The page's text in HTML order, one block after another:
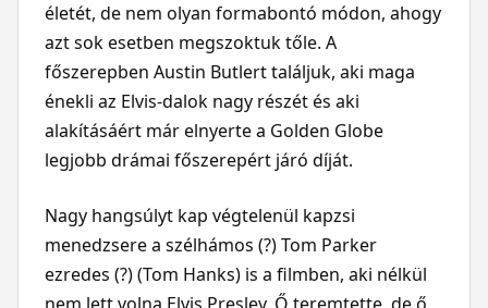
életét, de nem olyan formabontó módon, ahogy
azt sok esetben megszoktuk tőle. A
főszerepben Austin Butlert találjuk, aki maga
énekli az Elvis-dalok nagy részét és aki
alakításáért már elnyerte a Golden Globe
legjobb drámai főszerepért járó díját.
Nagy hangsúlyt kap végtelenül kapzsi
menedzsere a szélhámos (?) Tom Parker
ezredes (?) (Tom Hanks) is a filmben, aki nélkül